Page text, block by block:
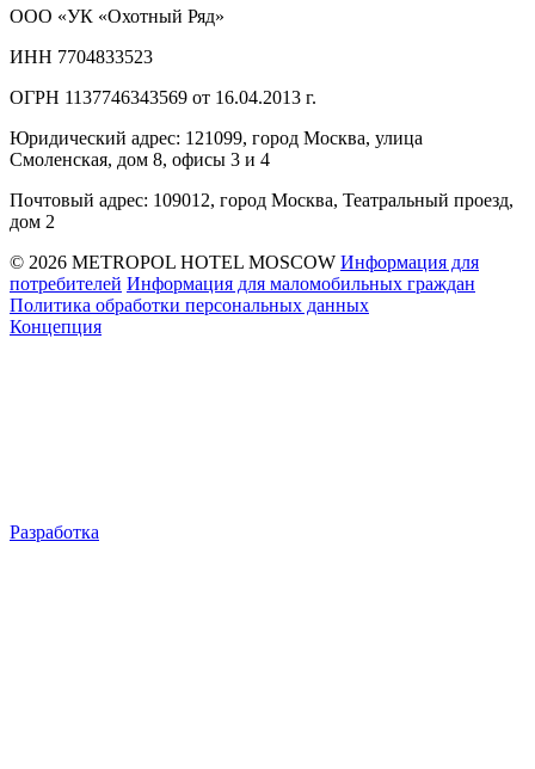
ООО «УК «Охотный Ряд»
ИНН 7704833523
ОГРН 1137746343569 от 16.04.2013 г.
Юридический адрес: 121099, город Москва, улица
Смоленская, дом 8, офисы 3 и 4
Почтовый адрес: 109012, город Москва, Театральный проезд,
дом 2
© 2026 METROPOL HOTEL MOSCOW Информация для
потребителей Информация для маломобильных граждан
Политика обработки персональных данных
Концепция
Разработка